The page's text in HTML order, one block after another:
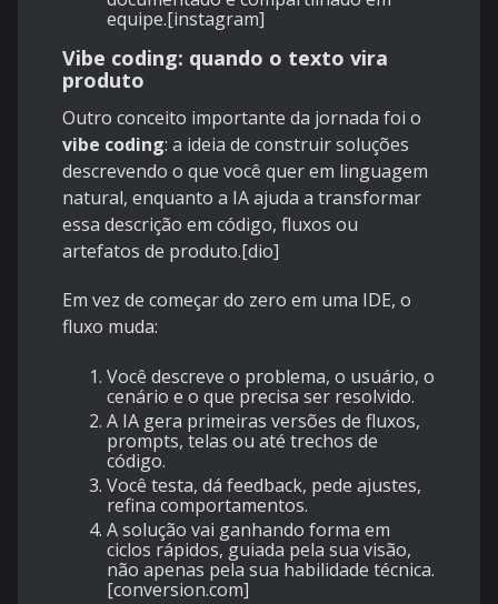
equipe.[instagram]
Vibe coding: quando o texto vira
produto
Outro conceito importante da jornada foi o
vibe coding: a ideia de construir soluções
descrevendo o que você quer em linguagem
natural, enquanto a IA ajuda a transformar
essa descrição em código, fluxos ou
artefatos de produto.[dio]
Em vez de começar do zero em uma IDE, o
fluxo muda:
Você descreve o problema, o usuário, o
cenário e o que precisa ser resolvido.
A IA gera primeiras versões de fluxos,
prompts, telas ou até trechos de
código.
Você testa, dá feedback, pede ajustes,
refina comportamentos.
A solução vai ganhando forma em
ciclos rápidos, guiada pela sua visão,
não apenas pela sua habilidade técnica.
[conversion.com]